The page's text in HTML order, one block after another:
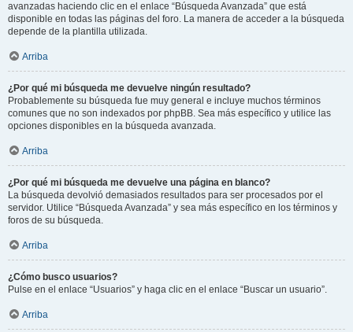
avanzadas haciendo clic en el enlace “Búsqueda Avanzada” que está
disponible en todas las páginas del foro. La manera de acceder a la búsqueda
depende de la plantilla utilizada.
Arriba
¿Por qué mi búsqueda me devuelve ningún resultado?
Probablemente su búsqueda fue muy general e incluye muchos términos
comunes que no son indexados por phpBB. Sea más específico y utilice las
opciones disponibles en la búsqueda avanzada.
Arriba
¿Por qué mi búsqueda me devuelve una página en blanco?
La búsqueda devolvió demasiados resultados para ser procesados por el
servidor. Utilice “Búsqueda Avanzada” y sea más específico en los términos y
foros de su búsqueda.
Arriba
¿Cómo busco usuarios?
Pulse en el enlace “Usuarios” y haga clic en el enlace “Buscar un usuario”.
Arriba